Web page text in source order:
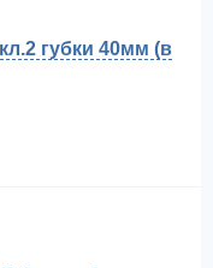
губки 40мм (в